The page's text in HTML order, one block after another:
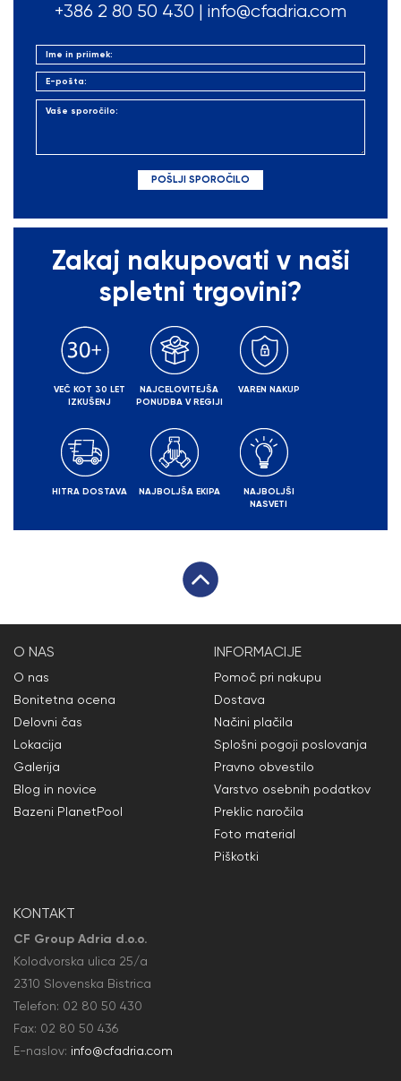
+386 2 80 50 430 | info@cfadria.com
Zakaj nakupovati v naši
spletni trgovini?
VEČ KOT 30 LET
IZKUŠENJ
NAJCELOVITEJŠA
PONUDBA V REGIJI
VAREN NAKUP
HITRA DOSTAVA NAJBOLJŠA EKIPA
NAJBOLJŠI
NASVETI
O NAS
O nas
Bonitetna ocena
Delovni čas
Lokacija
Galerija
Blog in novice
Bazeni PlanetPool
INFORMACIJE
Pomoč pri nakupu
Dostava
Načini plačila
Splošni pogoji poslovanja
Pravno obvestilo
Varstvo osebnih podatkov
Preklic naročila
Foto material
Piškotki
KONTAKT
CF Group Adria d.o.o.
Kolodvorska ulica 25/a
2310 Slovenska Bistrica
Telefon: 02 80 50 430
Fax: 02 80 50 436
E-naslov: info@cfadria.com